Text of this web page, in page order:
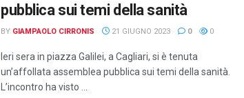
pubblica sui temi della sanità
BY GIAMPAOLO CIRRONIS 21 GIUGNO 2023 0 0
Ieri sera in piazza Galilei, a Cagliari, si è tenuta
un’affollata assemblea pubblica sui temi della sanità.
L’incontro ha visto ...